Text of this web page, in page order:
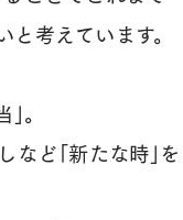
考えています。
。
ど「新たな時」を